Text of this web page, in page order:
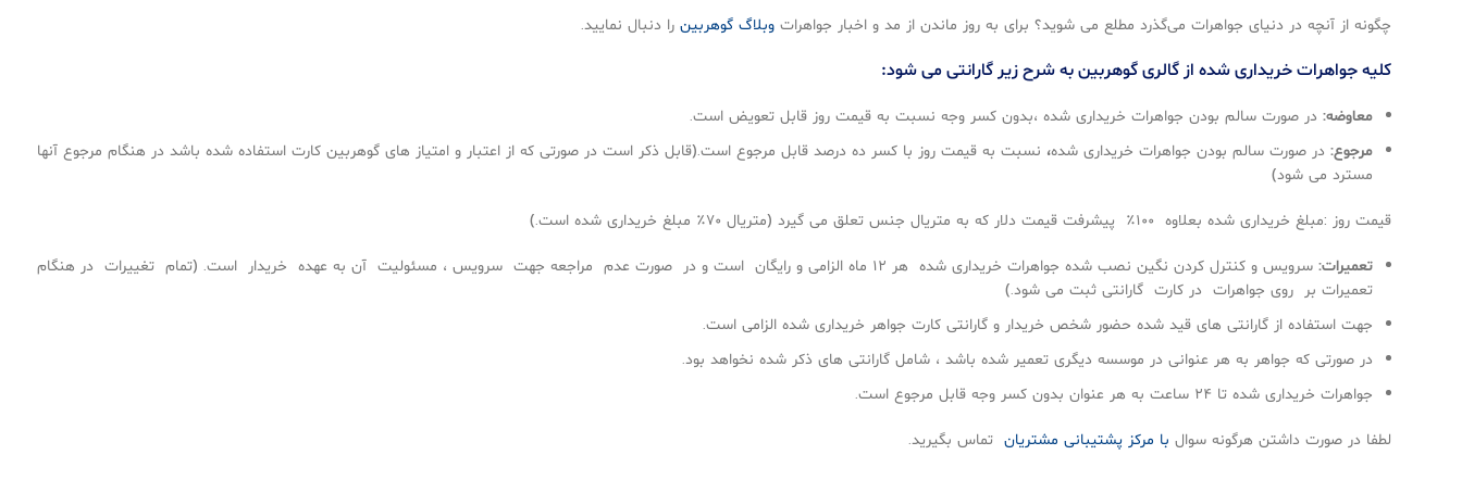
چگونه از آنچه در دنیای جواهرات می‌گذرد مطلع می شوید؟ برای به‌ روز ماندن از مد و اخبار جواهرات وبلاگ گوهربین را دنبال نمایید.
كليه جواهرات خريداری شده از گالری گوهربين به شرح زير گارانتی می شود:
معاوضه: در صورت سالم بودن جواهرات خريداری شده ،بدون كسر وجه نسبت به قيمت روز قابل تعويض است.
مرجوع: در صورت سالم بودن جواهرات خريداری شده، نسبت به قيمت روز با كسر ده درصد قابل مرجوع است.(قابل ذكر است در صورتی كه از اعتبار و امتياز های گوهربين كارت استفاده شده باشد در هنگام مرجوع آنها
مسترد می شود)
قيمت روز :مبلغ خريداری شده بعلاوه ۱۰۰٪ پيشرفت قيمت دلار كه به متريال جنس تعلق می گيرد (متريال ۷۰٪ مبلغ خريداری شده است.)
تعميرات:
سرويس و كنترل كردن نگين نصب شده جواهرات خريداری شده هر ۱۲ ماه الزامی و رايگان است و در صورت عدم مراجعه جهت سرويس ، مسئوليت آن به عهده خريدار است. (تمام تغييرات در هنگام
تعميرات بر روی جواهرات در كارت گارانتی ثبت می شود.)
جهت استفاده از گارانتی های قيد شده حضور شخص خريدار و گارانتی كارت جواهر خريداری شده الزامی است.
در صورتی كه جواهر به هر عنوانی در موسسه ديگری تعمير شده باشد ،‌ شامل گارانتی های ذكر شده نخواهد بود.
جواهرات خريداری شده تا ۲۴ ساعت به هر عنوان بدون كسر وجه قابل مرجوع است.
لطفا در صورت داشتن هرگونه سوال با مرکز پشتیبانی مشتریان تماس بگیرید.